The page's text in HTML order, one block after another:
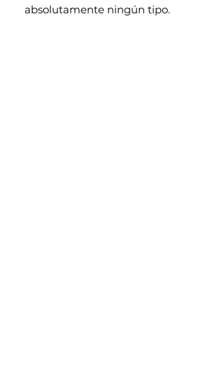
absolutamente ningún tipo.